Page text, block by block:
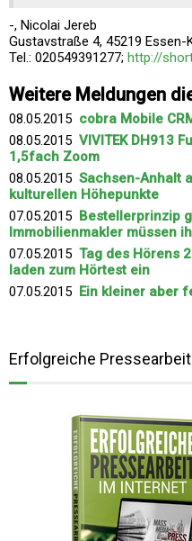
-, Nicolai Jereb
Gustavstraße 4, 45219 Essen-
Tel.: 020549391277; http://
Weitere Meldungen
08.05.2015 cobra Mobile
08.05.2015 VIVITEK DH913
1,5fach Zoom
08.05.2015 Sachsen-Anhalt
kulturellen Höhepunkte
07.05.2015 Bestellerprinzip
Immobilienmakler müssen
07.05.2015 Tag des Hörens
laden zum Hörtest ein
07.05.2015 Ein kleiner aber
Erfolgreiche